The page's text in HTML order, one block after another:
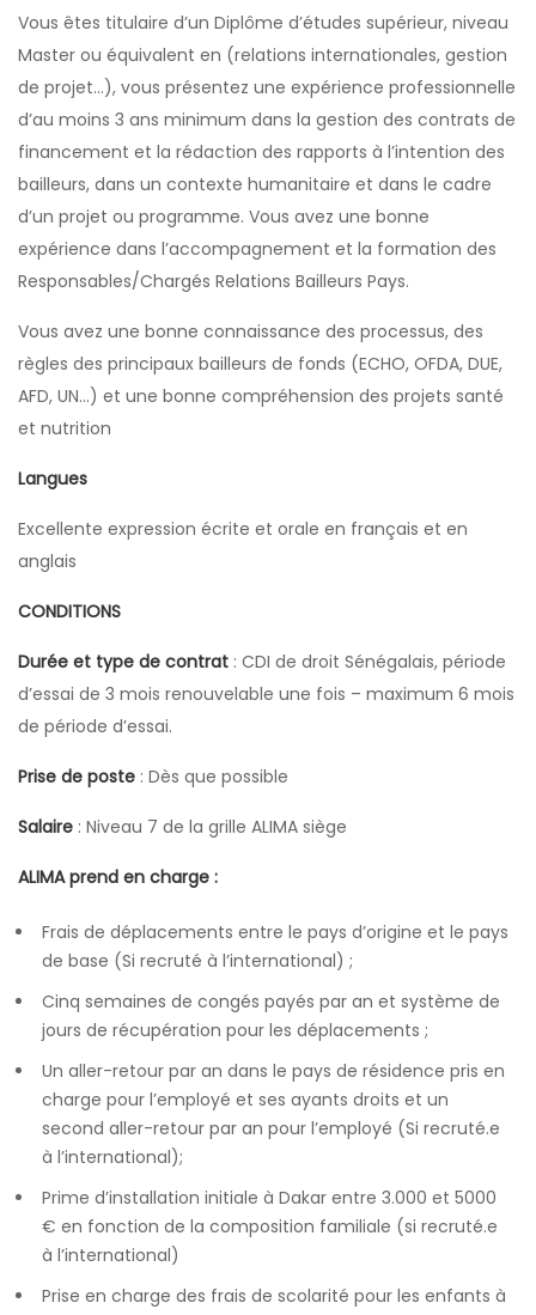
Vous êtes titulaire d’un Diplôme d’études supérieur, niveau
Master ou équivalent en (relations internationales, gestion
de projet…), vous présentez une expérience professionnelle
d’au moins 3 ans minimum dans la gestion des contrats de
financement et la rédaction des rapports à l’intention des
bailleurs, dans un contexte humanitaire et dans le cadre
d’un projet ou programme. Vous avez une bonne
expérience dans l’accompagnement et la formation des
Responsables/Chargés Relations Bailleurs Pays.
Vous avez une bonne connaissance des processus, des
règles des principaux bailleurs de fonds (ECHO, OFDA, DUE,
AFD, UN…) et une bonne compréhension des projets santé
et nutrition
Langues
Excellente expression écrite et orale en français et en
anglais
CONDITIONS
Durée et type de contrat : CDI de droit Sénégalais, période
d’essai de 3 mois renouvelable une fois – maximum 6 mois
de période d’essai.
Prise de poste : Dès que possible
Salaire : Niveau 7 de la grille ALIMA siège
ALIMA prend en charge :
Frais de déplacements entre le pays d’origine et le pays
de base (Si recruté à l’international) ;
Cinq semaines de congés payés par an et système de
jours de récupération pour les déplacements ;
Un aller-retour par an dans le pays de résidence pris en
charge pour l’employé et ses ayants droits et un
second aller-retour par an pour l’employé (Si recruté.e
à l’international);
Prime d’installation initiale à Dakar entre 3.000 et 5000
€ en fonction de la composition familiale (si recruté.e
à l’international)
Prise en charge des frais de scolarité pour les enfants à